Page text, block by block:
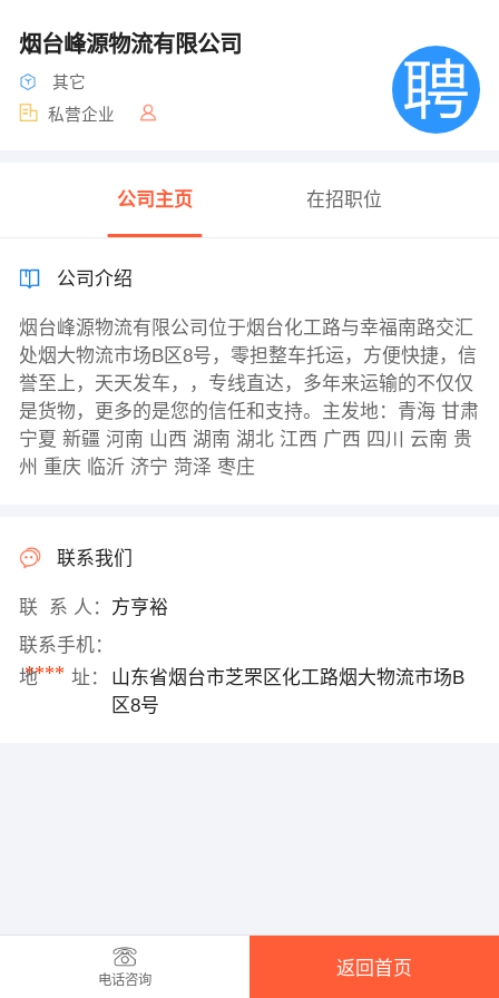
烟台峰源物流有限公司
其它
私营企业
公司主页 在招职位
公司介绍
烟台峰源物流有限公司位于烟台化工路与幸福南路交汇
处烟大物流市场B区8号，零担整车托运，方便快捷，信
誉至上，天天发车，，专线直达，多年来运输的不仅仅
是货物，更多的是您的信任和支持。主发地：青海 甘肃
宁夏 新疆 河南 山西 湖南 湖北 江西 广西 四川 云南 贵
州 重庆 临沂 济宁 菏泽 枣庄
联系我们
联 系 人： 方亨裕
联系手机：
****
地 址：
山东省烟台市芝罘区化工路烟大物流市场B
区8号
电话咨询
返回首页